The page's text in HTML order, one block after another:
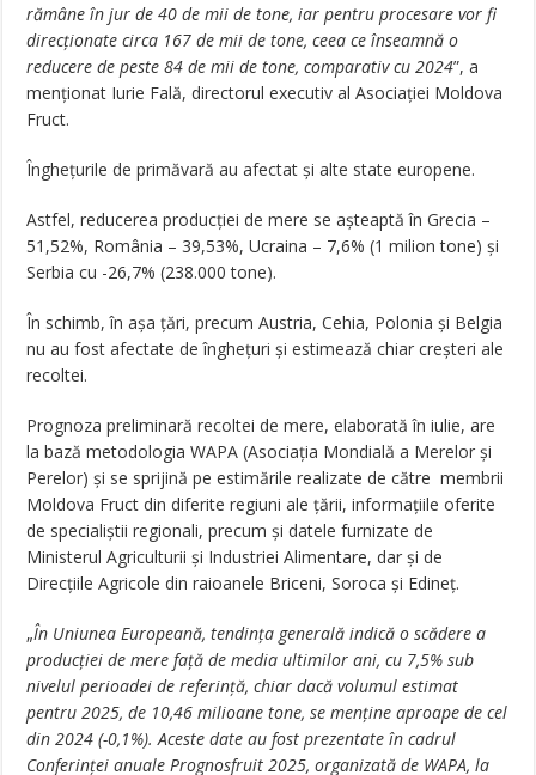
rămâne în jur de 40 de mii de tone, iar pentru procesare vor fi
direcționate circa 167 de mii de tone, ceea ce înseamnă o
reducere de peste 84 de mii de tone, comparativ cu 2024”, a
menționat Iurie Fală, directorul executiv al Asociației Moldova
Fruct.
Înghețurile de primăvară au afectat și alte state europene.
Astfel, reducerea producției de mere se așteaptă în Grecia –
51,52%, România – 39,53%, Ucraina – 7,6% (1 milion tone) și
Serbia cu -26,7% (238.000 tone).
În schimb, în așa țări, precum Austria, Cehia, Polonia și Belgia
nu au fost afectate de înghețuri și estimează chiar creșteri ale
recoltei.
Prognoza preliminară recoltei de mere, elaborată în iulie, are
la bază metodologia WAPA (Asociația Mondială a Merelor și
Perelor) și se sprijină pe estimările realizate de către membrii
Moldova Fruct din diferite regiuni ale țării, informațiile oferite
de specialiștii regionali, precum și datele furnizate de
Ministerul Agriculturii și Industriei Alimentare, dar și de
Direcțiile Agricole din raioanele Briceni, Soroca și Edineț.
„În Uniunea Europeană, tendința generală indică o scădere a
producției de mere față de media ultimilor ani, cu 7,5% sub
nivelul perioadei de referință, chiar dacă volumul estimat
pentru 2025, de 10,46 milioane tone, se menține aproape de cel
din 2024 (-0,1%). Aceste date au fost prezentate în cadrul
Conferinței anuale Prognosfruit 2025, organizată de WAPA, la